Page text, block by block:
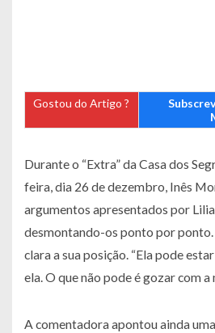
Gostou do Artigo ?
Durante o “Extra” da Casa dos
feira, dia 26 de dezembro, Inês
argumentos apresentados por
desmontando-os ponto por ponto.
clara a sua posição. “Ela pode
ela. O que não pode é gozar com a
A comentadora apontou ainda